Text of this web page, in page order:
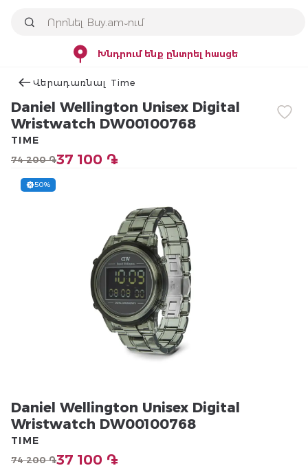
Խնդրում ենք ընտրել հասցե
Վերադառնալ Time
Daniel Wellington Unisex Digital
Wristwatch DW00100768
74 200 ֏37 100 ֏
TIME
50%
Daniel Wellington Unisex Digital
Wristwatch DW00100768
74 200 ֏37 100 ֏
TIME